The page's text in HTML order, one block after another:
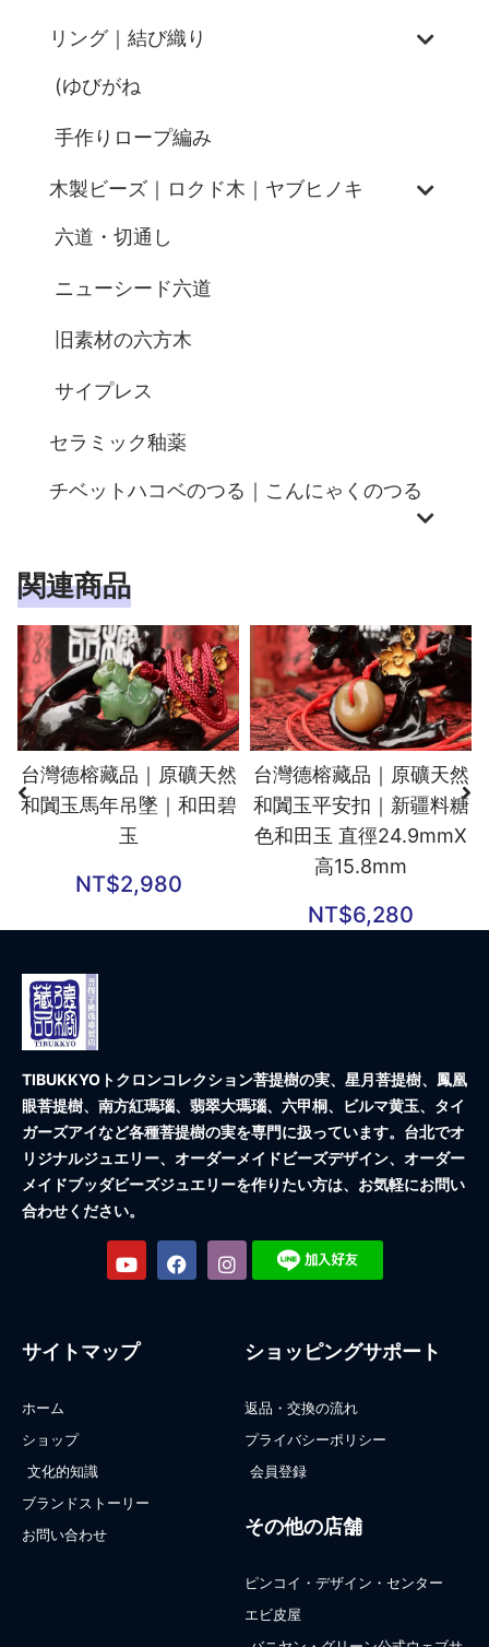
リング｜結び織り
(ゆびがね
手作りロープ編み
木製ビーズ｜ロクド木｜ヤブヒノキ
六道・切通し
ニューシード六道
旧素材の六方木
サイプレス
セラミック釉薬
チベットハコベのつる｜こんにゃくのつる
関連商品
台灣德榕藏品｜原礦天然
和闐玉馬年吊墜｜和田碧
玉
NT$2,980
台灣德榕藏品｜原礦天然
和闐玉平安扣｜新疆料糖
色和田玉 直徑24.9mmX
高15.8mm
NT$6,280
TIBUKKYOトクロンコレクション菩提樹の実、星月菩提樹、鳳凰
眼菩提樹、南方紅瑪瑙、翡翠大瑪瑙、六甲桐、ビルマ黄玉、タイ
ガーズアイなど各種菩提樹の実を専門に扱っています。台北でオ
リジナルジュエリー、オーダーメイドビーズデザイン、オーダー
メイドブッダビーズジュエリーを作りたい方は、お気軽にお問い
合わせください。
サイトマップ
ホーム
ショップ
文化的知識
ブランドストーリー
お問い合わせ
ショッピングサポート
返品・交換の流れ
プライバシーポリシー
会員登録
その他の店舗
ピンコイ・デザイン・センター
エビ皮屋